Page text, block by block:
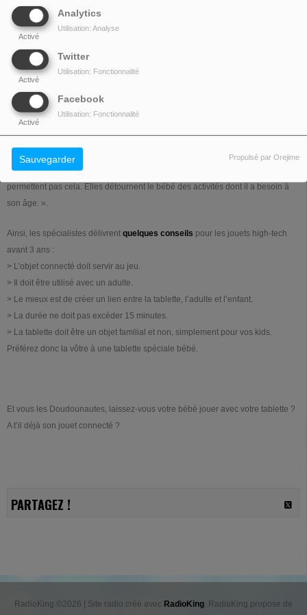
Analytics
Activé
Utilisation: Analyse
Twitter
Activé
Utilisation: Fonctionnalité
Facebook
Activé
Utilisation: Fonctionnalité
Sauvegarder Propulsé par Orejime
Pourtant, le monde pédiatrique se déchire quant aux « baby tablettes ».
l’académie des sciences
son verdict. Un verdict sans appel pour l’utilisation des tablettes avant 3 ans.
Pour eux : « Il faut réserver leur utilisation à des usages toujours
petit est d'interagir avec un être humain, ainsi que de manipuler des objets en
trois dimensions. Le bébé possède plusieurs zones cérébrales qui ne sont pas
encore connectées entre elles. Il a besoin d'une activité qui crée du lien entre
ces différentes zones sensorielles. Il doit pouvoir saisir un objet, le porter à sa
bouche, le jeter, entendre le bruit qu'il fait et courir après. Les tablettes ne
permettent pas cela. Elles détournent le bébé des activités dont il a besoin à
son âge. ».
Ainsi, les spécialistes délivrent quelques conseils pour les jouets high-tech
avant 3 ans :
> L’objet connecté doit servir au jeu.
> Il doit être utilisé avec un adulte.
> Le mieux est de créer un lien entre la tablette, l’adulte et l’enfant.
> La durée ne doit pas excéder 15 minutes.
> La tablette doit être un objet familial et non, simplement pour vos kids.
Préférez donc la vôtre à une tablette spéciale bébé.
Et vous les Doudounautes, laissez-vous votre bébé jouer avec votre tablette ?
A t’il déjà son jouet connecté ?
PARTAGEZ !
RadioKing ©2026 | Site radio créé avec RadioKing . RadioKing propose de